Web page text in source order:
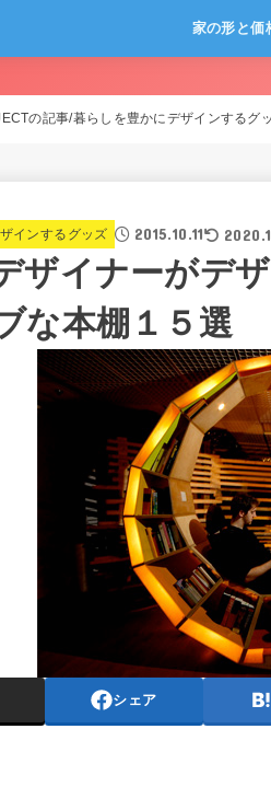
家の形と価
の記事 暮らしを豊かにデザインするグ
インするグッズ 2015.10.11
ザイナーがデ
な本棚１５選
シェア